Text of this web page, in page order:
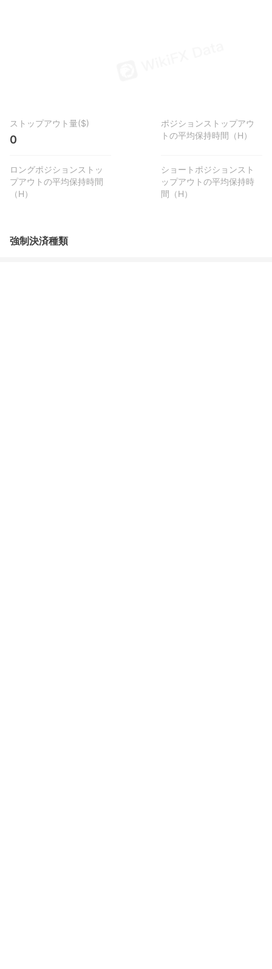
ストップアウト量($)
0
ポジションストップアウ
トの平均保持時間（H）
ロングポジションストッ
プアウトの平均保持時間
（H）
ショートポジションスト
ップアウトの平均保持時
間（H）
強制決済種類